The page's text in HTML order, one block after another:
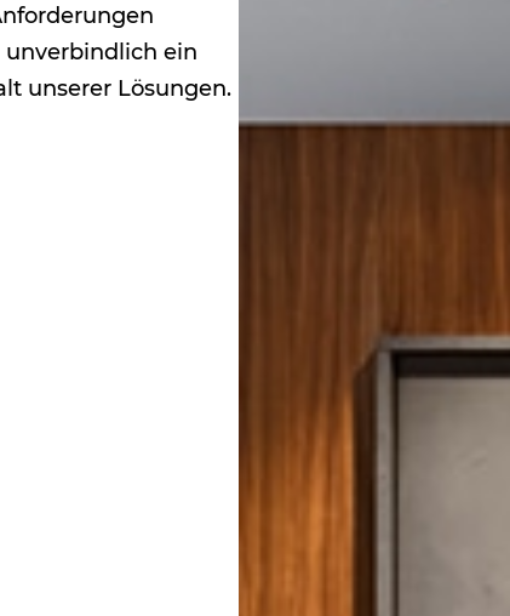
unverbindlich ein
unserer Lösungen.